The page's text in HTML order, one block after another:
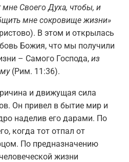
Своего Духа, чтобы, и
мне сокровище жизни»
В этом и открылась
Божия, что мы получили
– Самого Господа, из
(Рим. 11:36).
и движущая сила
Он привел в бытие мир и
наделив его дарами. По
когда тот отпал от
По предназначению
жизни